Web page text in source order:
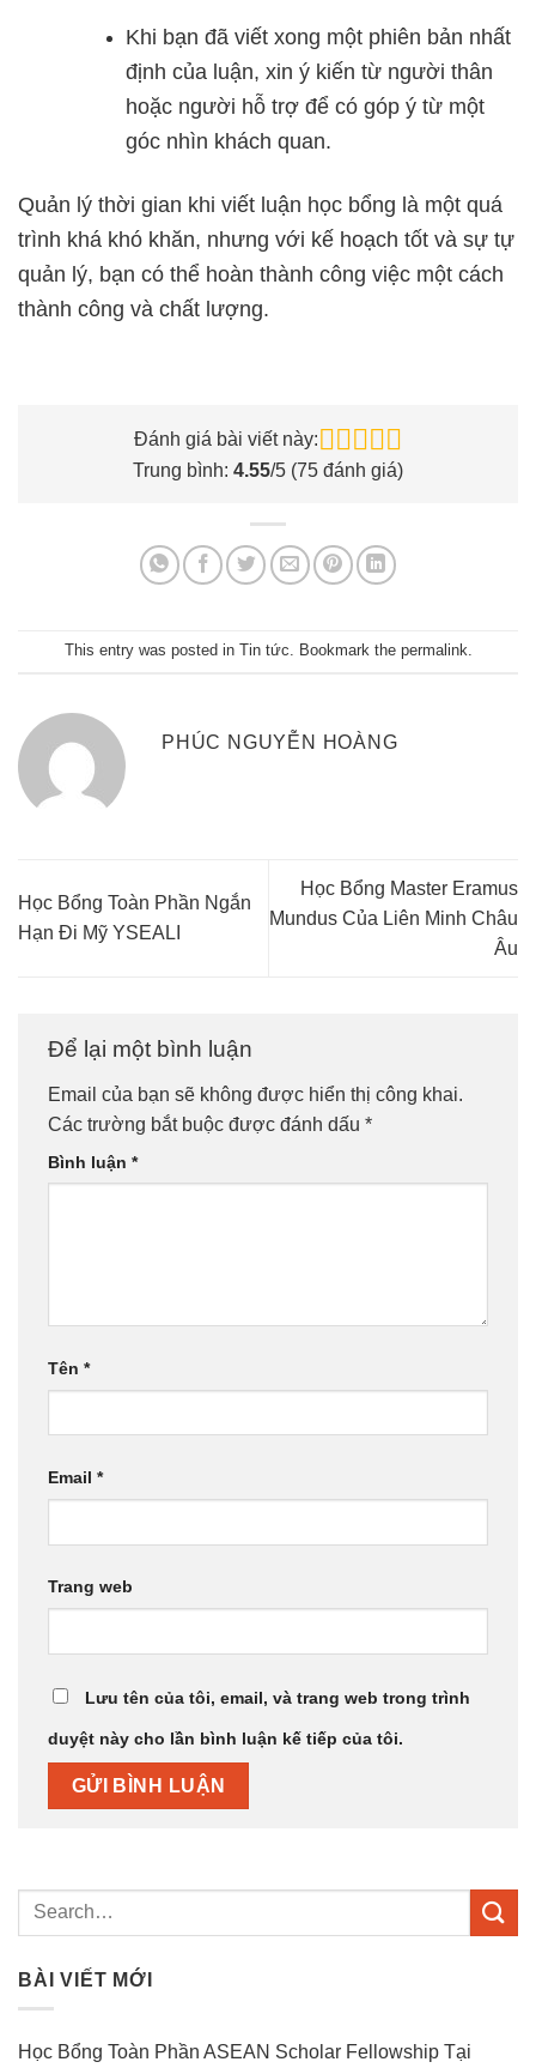
Khi bạn đã viết xong một phiên bản nhất
định của luận, xin ý kiến từ người thân
hoặc người hỗ trợ để có góp ý từ một
góc nhìn khách quan.
Quản lý thời gian khi viết luận học bổng là một quá
trình khá khó khăn, nhưng với kế hoạch tốt và sự tự
quản lý, bạn có thể hoàn thành công việc một cách
thành công và chất lượng.
Đánh giá bài viết này:
Trung bình: 4.55/5 (75 đánh giá)
This entry was posted in Tin tức . Bookmark the permalink
PHÚC NGUYỄN HOÀNG
Học Bổng Toàn Phần Ngắn
Hạn Đi Mỹ YSEALI
Học Bổng Master Eramus
Mundus Của Liên Minh Châu
Âu
Để lại một bình luận
Email của bạn sẽ không được hiển thị công khai.
Các trường bắt buộc được đánh dấu *
Bình luận *
Tên *
Email *
Trang web
Lưu tên của tôi, email, và trang web trong trình
duyệt này cho lần bình luận kế tiếp của tôi.
BÀI VIẾT MỚI
Học Bổng Toàn Phần ASEAN Scholar Fellowship Tại